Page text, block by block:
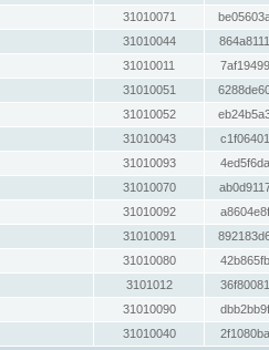
31010071
31010044
31010011
31010051
31010052
31010043
31010093
31010070
31010092
31010091
31010080
3101012
31010090
31010040